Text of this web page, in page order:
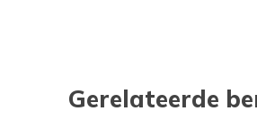
Gerelateerde